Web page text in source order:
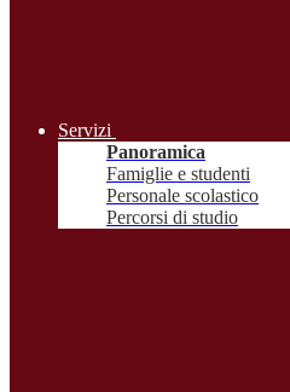
Servizi
Panoramica
Famiglie e studenti
Personale scolastico
Percorsi di studio